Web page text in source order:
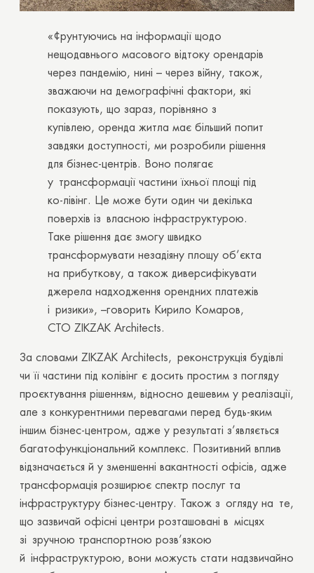
«Ґрунтуючись на інформації щодо
нещодавнього масового відтоку орендарів
через пандемію, нині – через війну, також,
зважаючи на демографічні фактори, які
показують, що зараз, порівняно з
купівлею, оренда житла має більший попит
завдяки доступності, ми розробили рішення
для бізнес-центрів. Воно полягає
у трансформації частини їхньої площі під
ко-лівінг. Це може бути один чи декілька
поверхів із власною інфраструктурою.
Таке рішення дає змогу швидко
трансформувати незадіяну площу об’єкта
на прибуткову, а також диверсифікувати
джерела надходження орендних платежів
і ризики», –говорить Кирило Комаров,
СТО ZIKZAK Architects.
За словами ZIKZAK Architects, реконструкція будівлі
чи її частини під колівінг є досить простим з погляду
проєктування рішенням, відносно дешевим у реалізації,
але з конкурентними перевагами перед будь-яким
іншим бізнес-центром, адже у результаті з’являється
багатофункціональний комплекс. Позитивний вплив
відзначається й у зменшенні вакантності офісів, адже
трансформація розширює спектр послуг та
інфраструктуру бізнес-центру. Також з огляду на те,
що зазвичай офісні центри розташовані в місцях
зі зручною транспортною розв’язкою
й інфраструктурою, вони можусть стати надзвичайно